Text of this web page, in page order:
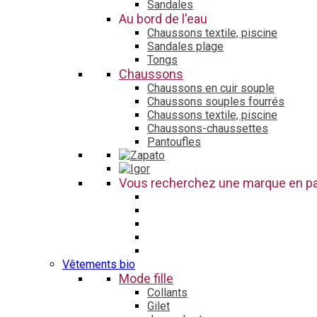
Sandales
Au bord de l'eau
Chaussons textile, piscine
Sandales plage
Tongs
Chaussons
Chaussons en cuir souple
Chaussons souples fourrés
Chaussons textile, piscine
Chaussons-chaussettes
Pantoufles
Vous recherchez une marque en
Vêtements bio
Mode fille
Collants
Gilet